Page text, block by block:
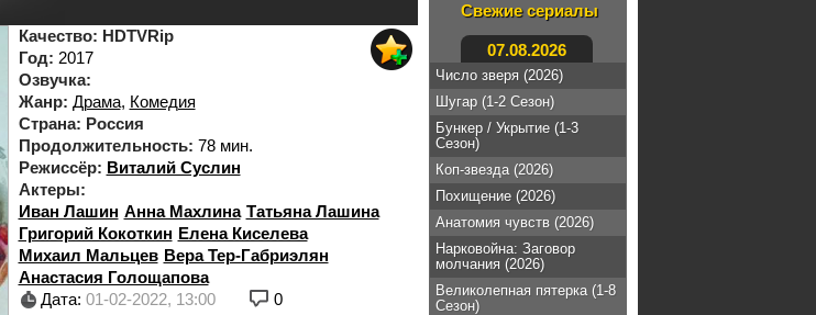
Свежие сериалы
07.08.2026
Число зверя (2026)
Шугар (1-2 Сезон)
Бункер / Укрытие (1-3
Сезон)
Коп-звезда (2026)
Похищение (2026)
Анатомия чувств (2026)
Нарковойна: Заговор
молчания (2026)
Великолепная пятерка (1-8
Сезон)
Качество: HDTVRip
Год: 2017
Озвучка:
Жанр: Драма, Комедия
Страна: Россия
Продолжительность: 78 мин.
Режиссёр: Виталий Суслин
Актеры:
Иван Лашин Анна Махлина Татьяна Лашина
Григорий Кокоткин Елена Киселева
Михаил Мальцев Вера Тер-Габриэлян
Анастасия Голощапова
Дата: 01-02-2022, 13:00 0